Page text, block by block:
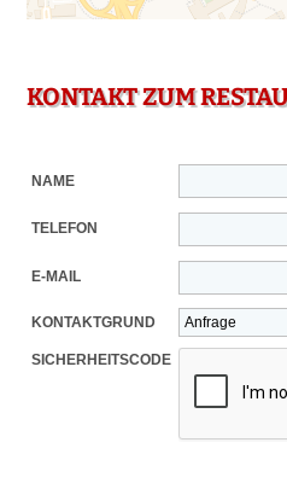
KONTAKT ZUM
NAME
TELEFON
E-MAIL
KONTAKTGRUND
SICHERHEITSCODE